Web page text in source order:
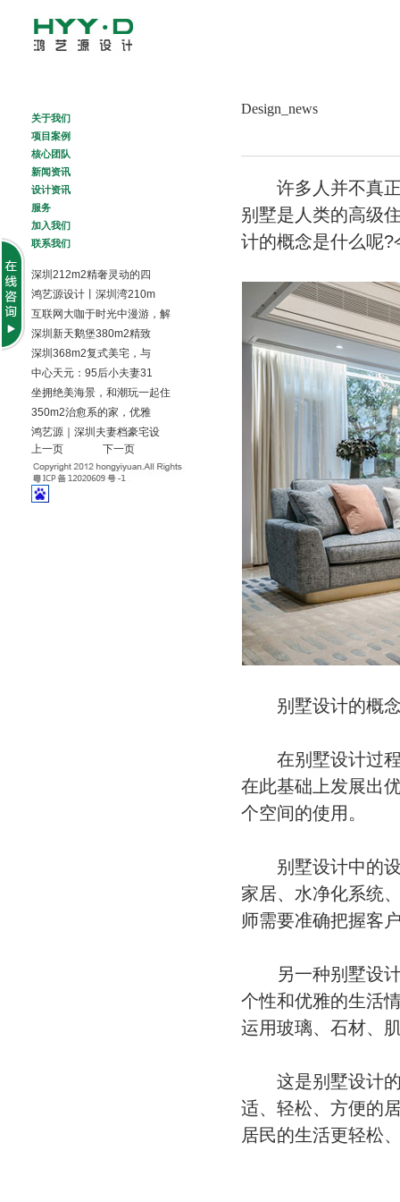
关于我们
Project
项目案例
Creative Team
核心团队
News
新闻资讯
Design News
设计资讯
Services
服务
Join Us
加入我们
Contact Us
联系我们
深圳212m2精奢灵动的四
鸿艺源设计丨深圳湾210m
互联网大咖于时光中漫游，解
深圳新天鹅堡380m2精致
深圳368m2复式美宅，与
中心天元：95后小夫妻31
坐拥绝美海景，和潮玩一起住
350m2治愈系的家，优雅
鸿艺源｜深圳夫妻档豪宅设
上一页
下一页
Design_news
许多人并不真正
别墅是人类的高级
计的概念是什么呢
别墅设计的概
在别墅设计过程
在此基础上发展出
个空间的使用。
别墅设计中的设
家居、水净化系统
师需要准确把握客
另一种别墅设计
个性和优雅的生活
运用玻璃、石材、
这是别墅设计的
适、轻松、方便的
居民的生活更轻松